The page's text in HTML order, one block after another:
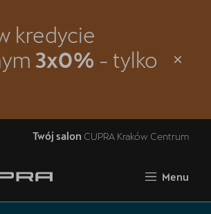
kredycie
3x0% - tylko
Twój salon CUPRA Kraków Centrum
Menu